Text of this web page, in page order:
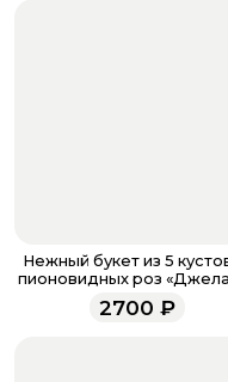
звоните по
напишите
менеджеры
всегда рады
Нежный букет из 5
пионовидных роз
2700 ₽